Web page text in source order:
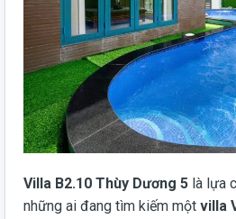
Villa B2.10 Thùy Dương 5 là lựa
những ai đang tìm kiếm một villa